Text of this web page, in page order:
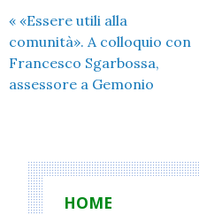
« «Essere utili alla
comunità». A colloquio con
Francesco Sgarbossa,
assessore a Gemonio
HOME